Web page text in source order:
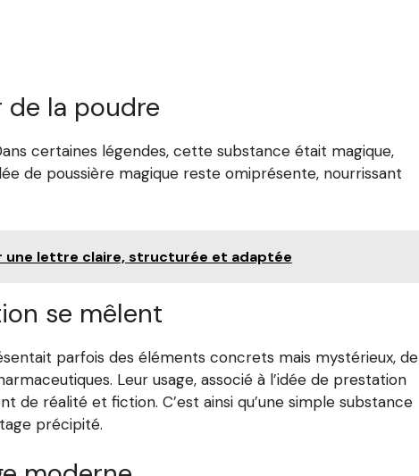
de la poudre
certaines légendes, cette substance était magique,
de poussière magique reste omiprésente, nourrissant
une lettre claire, structurée et adaptée
se mêlent
parfois des éléments concrets mais mystérieux, de
Leur usage, associé à l’idée de prestation
de réalité et fiction. C’est ainsi qu’une simple substance
précipité.